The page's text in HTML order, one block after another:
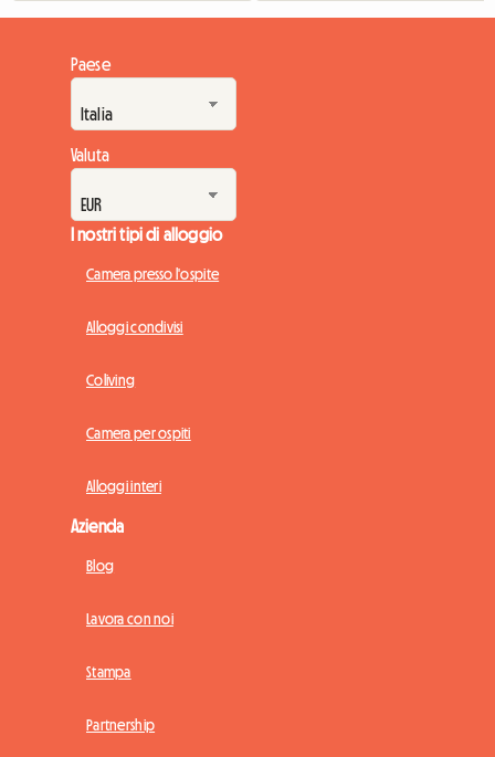
Paese
Valuta
I nostri tipi di alloggio
Camera presso l'ospite
Alloggi condivisi
Coliving
Camera per ospiti
Alloggi interi
Azienda
Blog
Lavora con noi
Stampa
Partnership